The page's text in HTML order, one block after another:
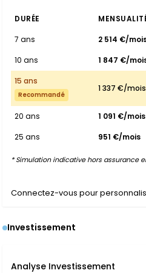
DURÉE
7 ans
2 514 €/
10 ans
1 847 €/
15 ans
Recommandé
1 337 €/mois
20 ans 1 091 €/mois
25 ans
951 €/mois
* Simulation indicative hors assurance
Connectez-vous pour
Investissement
Analyse Investissement